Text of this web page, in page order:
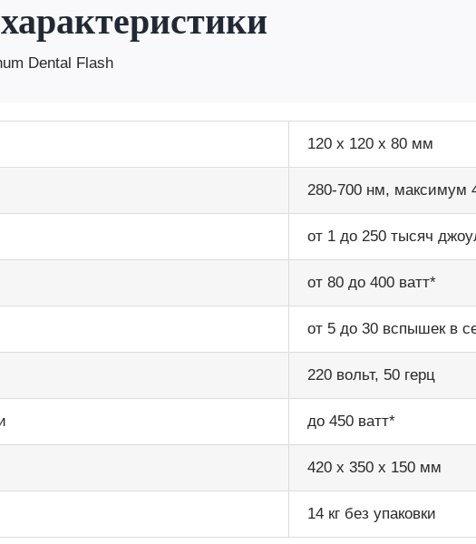
Dental Flash
120 х 120 х 80 мм
280-700 нм, максимум
от 1 до 250 тысяч
от 80 до 400 ватт*
от 5 до 30 вспышек в
220 вольт, 50 герц
до 450 ватт*
420 х 350 х 150 мм
14 кг без упаковки